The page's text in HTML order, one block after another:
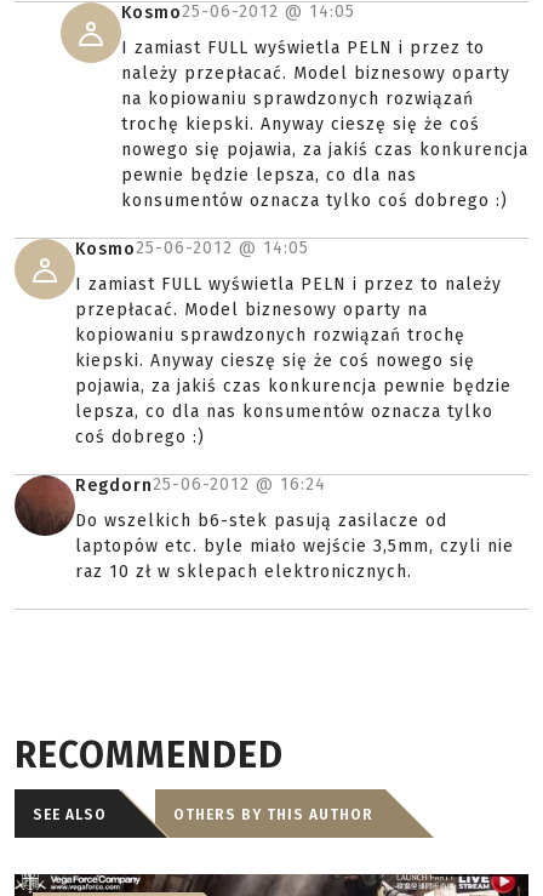
Kosmo25-06-2012 @ 14:05
I zamiast FULL wyświetla PELN i przez to
należy przepłacać. Model biznesowy oparty
na kopiowaniu sprawdzonych rozwiązań
trochę kiepski. Anyway cieszę się że coś
nowego się pojawia, za jakiś czas konkurencja
pewnie będzie lepsza, co dla nas
konsumentów oznacza tylko coś dobrego :)
Kosmo25-06-2012 @ 14:05
I zamiast FULL wyświetla PELN i przez to należy
przepłacać. Model biznesowy oparty na
kopiowaniu sprawdzonych rozwiązań trochę
kiepski. Anyway cieszę się że coś nowego się
pojawia, za jakiś czas konkurencja pewnie będzie
lepsza, co dla nas konsumentów oznacza tylko
coś dobrego :)
Regdorn25-06-2012 @ 16:24
Do wszelkich b6-stek pasują zasilacze od
laptopów etc. byle miało wejście 3,5mm, czyli nie
raz 10 zł w sklepach elektronicznych.
RECOMMENDED
SEE ALSO OTHERS BY THIS AUTHOR